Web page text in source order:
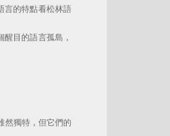
的特點看松林語
目的語言孤島，
獨特，但它們的